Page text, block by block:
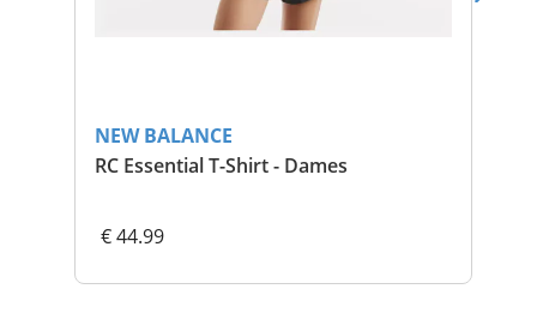
NEW BALANCE
RC Essential T-Shirt - Dames
€ 44.99